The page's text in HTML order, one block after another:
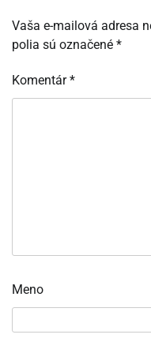
Vaša e-mailová adresa
polia sú označené *
Komentár*
Meno